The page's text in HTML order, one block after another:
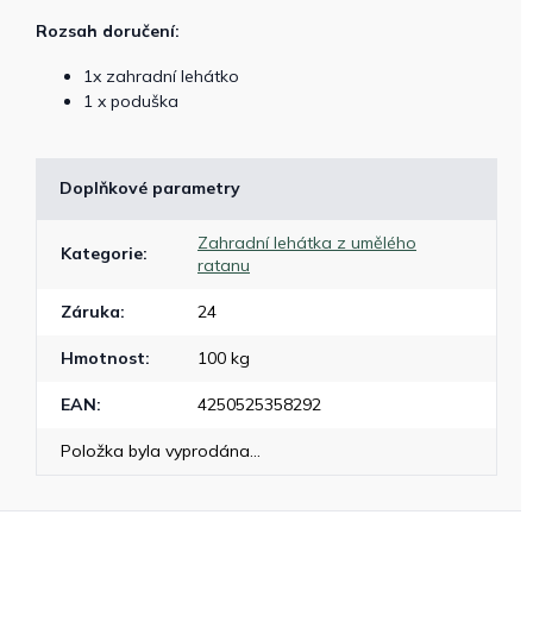
Rozsah doručení:
1x zahradní lehátko
1 x poduška
Doplňkové parametry
Kategorie:
Zahradní lehátka z umělého
ratanu
Záruka: 24
Hmotnost: 100 kg
EAN: 4250525358292
Položka byla vyprodána…